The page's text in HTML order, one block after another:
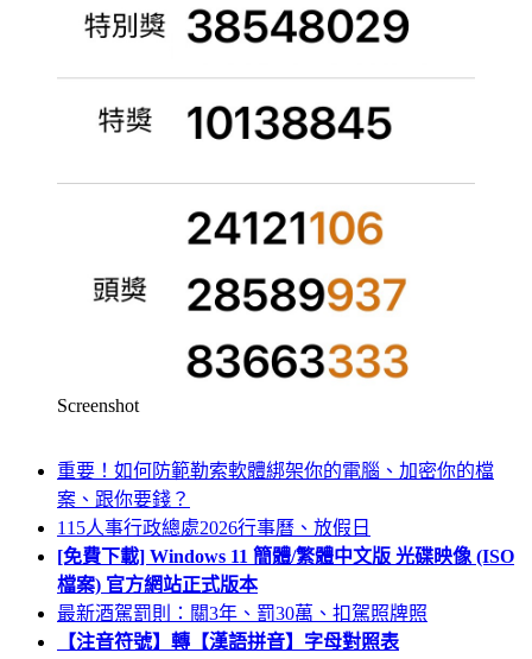
Screenshot
重要！如何防範勒索軟體綁架你的電腦、加密你的檔
案、跟你要錢？
115人事行政總處2026行事曆、放假日
[免費下載] Windows 11 簡體/繁體中文版 光碟映像 (ISO
檔案) 官方網站正式版本
最新酒駕罰則：關3年、罰30萬、扣駕照牌照
【注音符號】轉【漢語拼音】字母對照表